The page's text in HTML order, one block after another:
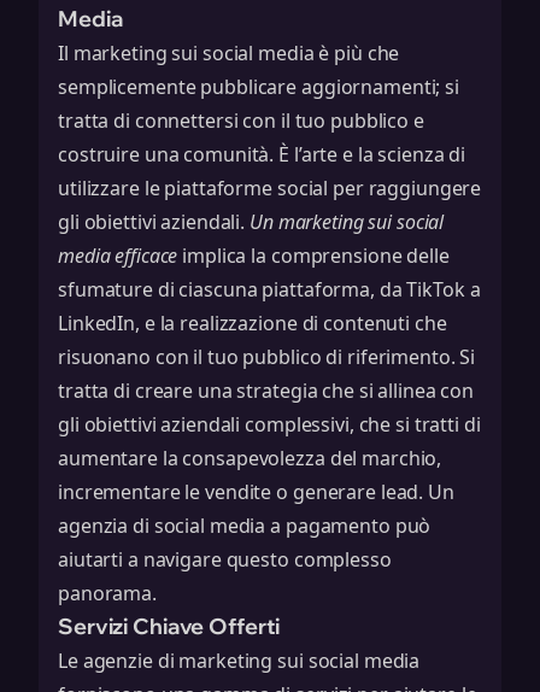
Media
Il marketing sui social media è più che
semplicemente pubblicare aggiornamenti; si
tratta di connettersi con il tuo pubblico e
costruire una comunità. È l’arte e la scienza di
utilizzare le piattaforme social per raggiungere
gli obiettivi aziendali. Un marketing sui social
media efficace implica la comprensione delle
sfumature di ciascuna piattaforma, da TikTok a
LinkedIn, e la realizzazione di contenuti che
risuonano con il tuo pubblico di riferimento. Si
tratta di creare una strategia che si allinea con
gli obiettivi aziendali complessivi, che si tratti di
aumentare la consapevolezza del marchio,
incrementare le vendite o generare lead. Un
agenzia di social media a pagamento può
aiutarti a navigare questo complesso
panorama.
Servizi Chiave Offerti
Le agenzie di marketing sui social media